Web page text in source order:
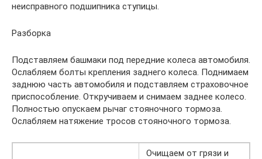
неисправного подшипника ступицы.
Разборка
Подставляем башмаки под передние колеса автомобиля.
Ослабляем болты крепления заднего колеса. Поднимаем
заднюю часть автомобиля и подставляем страховочное
приспособление. Откручиваем и снимаем заднее колесо.
Полностью опускаем рычаг стояночного тормоза.
Ослабляем натяжение тросов стояночного тормоза.
Очищаем от грязи и